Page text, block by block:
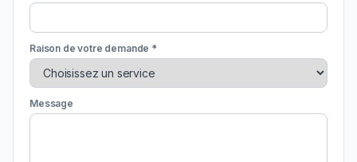
Raison de votre demande *
Message